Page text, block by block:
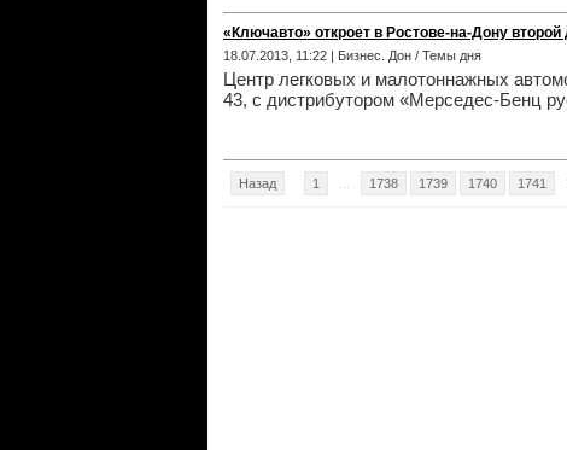
«Ключавто» откроет в Ростове-на-Дону
18.07.2013, 11:22 | Бизнес. Дон / Темы дня
Центр легковых и малотоннажных
43, с дистрибутором «Мерседес-Бенц
Назад 1 1738 1739 1740 1741